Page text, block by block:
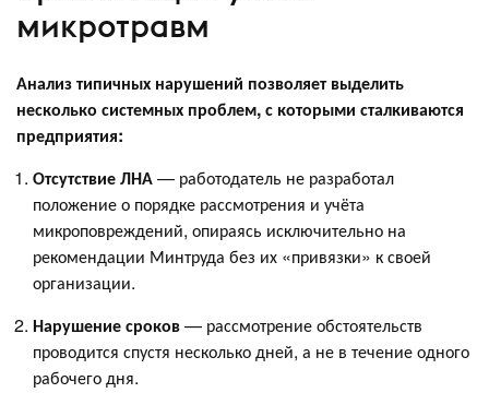
микротравм
Анализ типичных нарушений позволяет выделить
несколько системных проблем, с которыми сталкиваются
предприятия:
Отсутствие ЛНА— работодатель не разработал
положение о порядке рассмотрения и учёта
микроповреждений, опираясь исключительно на
рекомендации Минтруда без их «привязки» к своей
организации.
Нарушение сроков— рассмотрение обстоятельств
проводится спустя несколько дней, а не в течение одного
рабочего дня.